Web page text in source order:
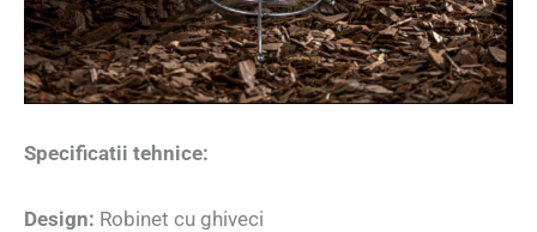
Specificatii tehnice:
Design: Robinet cu ghiveci